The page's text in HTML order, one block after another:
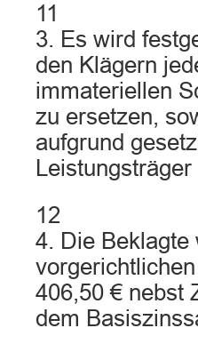
11
3. Es wird
den Klägern
immateriellen
zu ersetzen,
aufgrund
12
4. Die Beklagte
406,50 € nebst
dem